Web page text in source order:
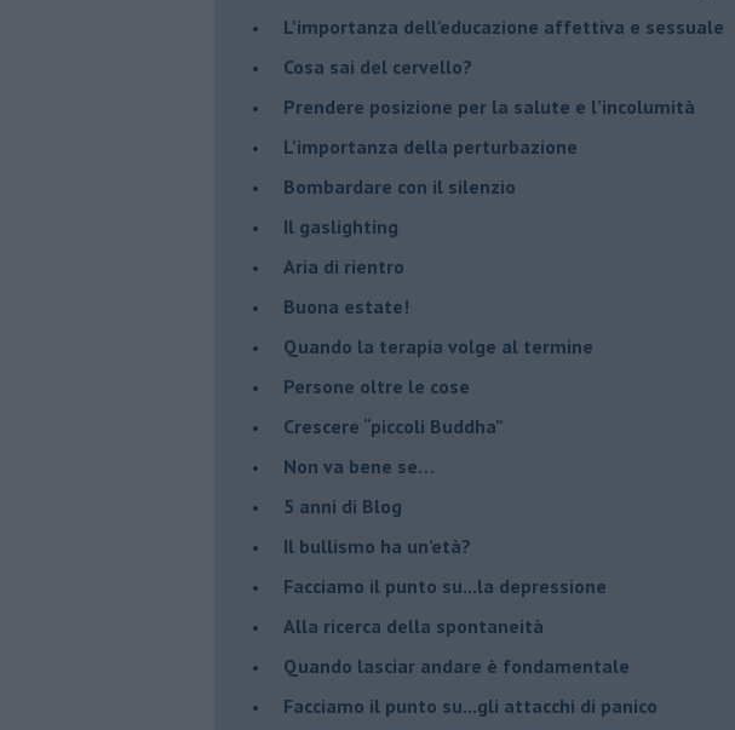
​L’importanza dell’educazione affettiva e sessuale
​Cosa sai del cervello?
Prendere posizione per la salute e l’incolumità
L’importanza della perturbazione
​Bombardare con il silenzio
Il gaslighting
Aria di rientro
Buona estate!
​Quando la terapia volge al termine
​Persone oltre le cose
​Crescere “piccoli Buddha”
Non va bene se…
​5 anni di Blog
​Il bullismo ha un’età?
Facciamo il punto su...la depressione
​Alla ricerca della spontaneità
​Quando lasciar andare è fondamentale
Facciamo il punto su...gli attacchi di panico